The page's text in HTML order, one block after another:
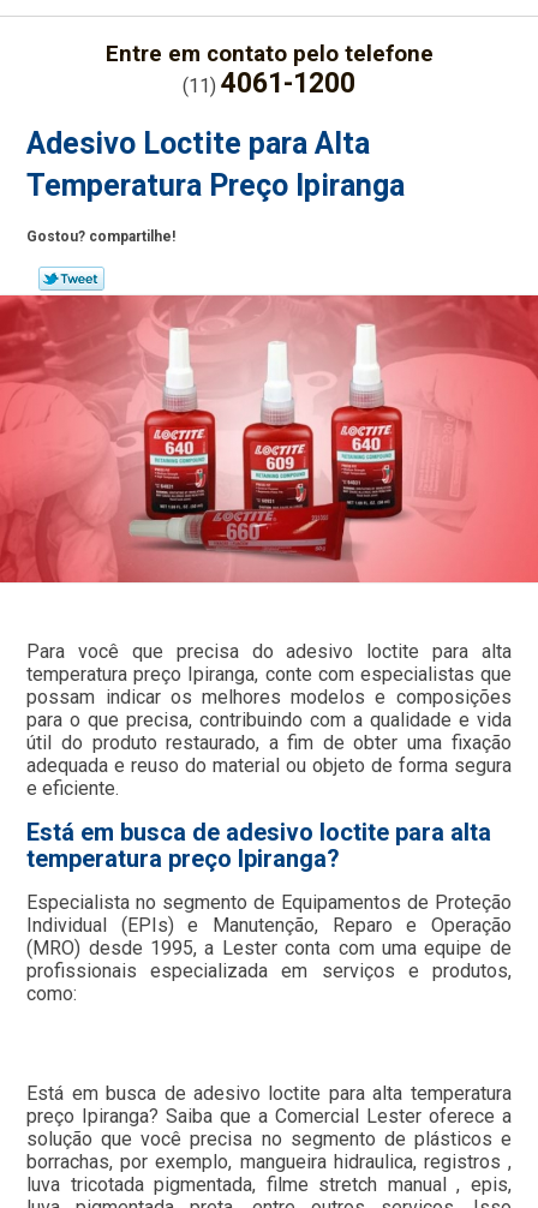
Entre em contato pelo telefone
(11) 4061-1200
Adesivo Loctite para Alta
Temperatura Preço Ipiranga
Gostou? compartilhe!
Para você que precisa do adesivo loctite para alta
temperatura preço Ipiranga, conte com especialistas que
possam indicar os melhores modelos e composições
para o que precisa, contribuindo com a qualidade e vida
útil do produto restaurado, a fim de obter uma fixação
adequada e reuso do material ou objeto de forma segura
e eficiente.
Está em busca de adesivo loctite para alta
temperatura preço Ipiranga?
Especialista no segmento de Equipamentos de Proteção
Individual (EPIs) e Manutenção, Reparo e Operação
(MRO) desde 1995, a Lester conta com uma equipe de
profissionais especializada em serviços e produtos,
como:
Está em busca de adesivo loctite para alta temperatura
preço Ipiranga? Saiba que a Comercial Lester oferece a
solução que você precisa no segmento de plásticos e
borrachas, por exemplo, mangueira hidraulica, registros ,
luva tricotada pigmentada, filme stretch manual , epis,